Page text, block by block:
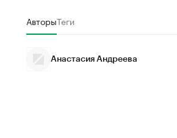
АвторыТеги
Анастасия Андреева